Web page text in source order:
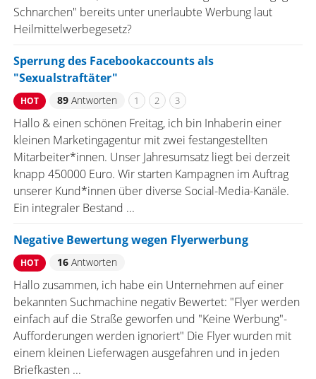
Schnarchen" bereits unter unerlaubte Werbung laut
Heilmittelwerbegesetz?
Sperrung des Facebookaccounts als
"Sexualstraftäter"
HOT 89Antworten 1 2 3
Hallo & einen schönen Freitag, ich bin Inhaberin einer
kleinen Marketingagentur mit zwei festangestellten
Mitarbeiter*innen. Unser Jahresumsatz liegt bei derzeit
knapp 450000 Euro. Wir starten Kampagnen im Auftrag
unserer Kund*innen über diverse Social-Media-Kanäle.
Ein integraler Bestand ...
Negative Bewertung wegen Flyerwerbung
HOT 16Antworten
Hallo zusammen, ich habe ein Unternehmen auf einer
bekannten Suchmachine negativ Bewertet: "Flyer werden
einfach auf die Straße geworfen und "Keine Werbung"-
Aufforderungen werden ignoriert" Die Flyer wurden mit
einem kleinen Lieferwagen ausgefahren und in jeden
Briefkasten ...